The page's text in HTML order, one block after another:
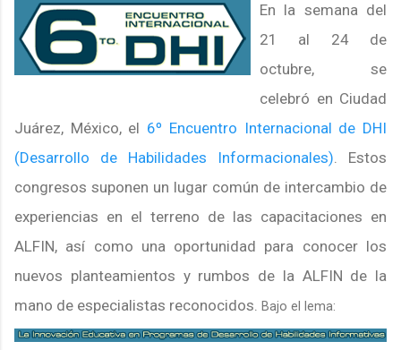
En la semana del
21 al 24 de
octubre, se
celebró en Ciudad
Juárez, México, el 6º Encuentro Internacional de DHI
(Desarrollo de Habilidades Informacionales). Estos
congresos suponen un lugar común de intercambio de
experiencias en el terreno de las capacitaciones en
ALFIN, así como una oportunidad para conocer los
nuevos planteamientos y rumbos de la ALFIN de la
mano de especialistas reconocidos. Bajo el lema: